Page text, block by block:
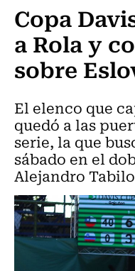
Copa
a Rola y
sobre
El elenco que
quedó a las
serie, la que
sábado en el
Alejandro